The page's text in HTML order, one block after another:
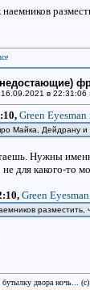
в 22:31:06
Green Eyesman
Майка, Дейдрану
Нужны
для какого-то
Green
разместить,
бутылку двора ночь...